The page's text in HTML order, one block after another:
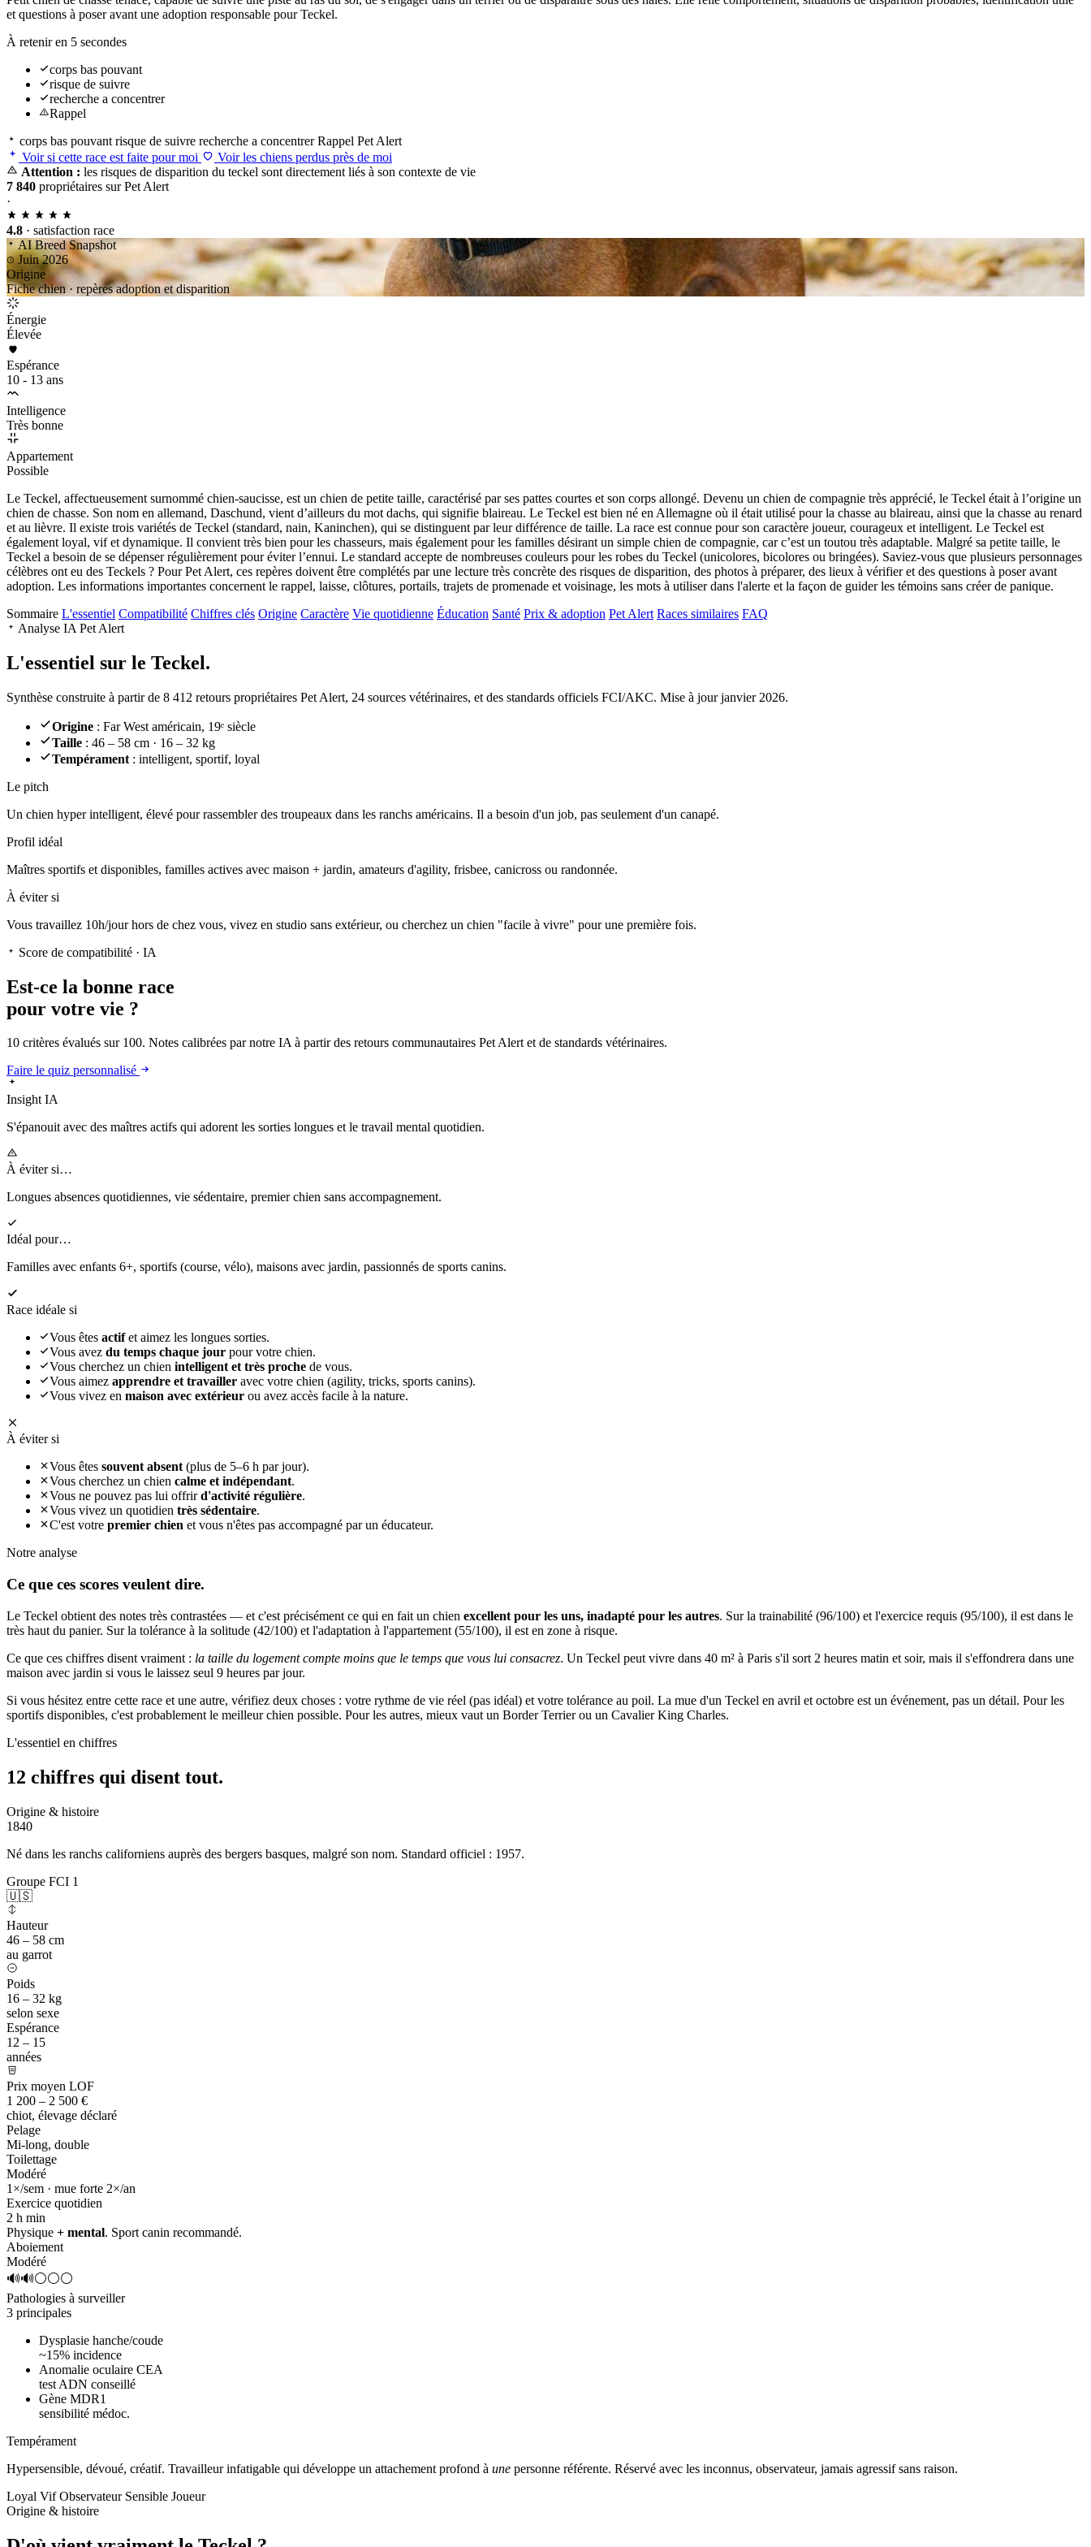
et questions à poser avant une adoption responsable pour Teckel.
À retenir en 5 secondes
corps bas pouvant
risque de suivre
recherche a concentrer
Rappel
corps bas pouvant risque de suivre recherche a concentrer Rappel Pet Alert
Voir si cette race est faite pour moi
Voir les chiens perdus près de moi
Attention : les risques de disparition du teckel sont directement liés à son contexte de vie
7 840 propriétaires sur Pet Alert
·
4.8 · satisfaction race
AI Breed Snapshot
Juin 2026
Origine
Fiche chien · repères adoption et disparition
Énergie
Élevée
Espérance
10 - 13 ans
Intelligence
Très bonne
Appartement
Possible
Le Teckel, affectueusement surnommé chien-saucisse, est un chien de petite taille, caractérisé par ses pattes courtes et son corps allongé. Devenu un chien de compagnie très apprécié, le Teckel était à l’origine un
chien de chasse. Son nom en allemand, Daschund, vient d’ailleurs du mot dachs, qui signifie blaireau. Le Teckel est bien né en Allemagne où il était utilisé pour la chasse au blaireau, ainsi que la chasse au renard
et au lièvre. Il existe trois variétés de Teckel (standard, nain, Kaninchen), qui se distinguent par leur différence de taille. La race est connue pour son caractère joueur, courageux et intelligent. Le Teckel est
également loyal, vif et dynamique. Il convient très bien pour les chasseurs, mais également pour les familles désirant un simple chien de compagnie, car c’est un toutou très adaptable. Malgré sa petite taille, le
Teckel a besoin de se dépenser régulièrement pour éviter l’ennui. Le standard accepte de nombreuses couleurs pour les robes du Teckel (unicolores, bicolores ou bringées). Saviez-vous que plusieurs personnages
célèbres ont eu des Teckels ? Pour Pet Alert, ces repères doivent être complétés par une lecture très concrète des risques de disparition, des photos à préparer, des lieux à vérifier et des questions à poser avant
adoption. Les informations importantes concernent le rappel, laisse, clôtures, portails, trajets de promenade et voisinage, les mots à utiliser dans l'alerte et la façon de guider les témoins sans créer de panique.
Sommaire L'essentiel Compatibilité Chiffres clés Origine Caractère Vie quotidienne Éducation Santé Prix & adoption Pet Alert Races similaires FAQ
Analyse IA Pet Alert
L'essentiel sur le Teckel.
Synthèse construite à partir de 8 412 retours propriétaires Pet Alert, 24 sources vétérinaires, et des standards officiels FCI/AKC. Mise à jour janvier 2026.
Origine : Far West américain, 19ᵉ siècle
Taille : 46 – 58 cm · 16 – 32 kg
Tempérament : intelligent, sportif, loyal
Le pitch
Un chien hyper intelligent, élevé pour rassembler des troupeaux dans les ranchs américains. Il a besoin d'un job, pas seulement d'un canapé.
Profil idéal
Maîtres sportifs et disponibles, familles actives avec maison + jardin, amateurs d'agility, frisbee, canicross ou randonnée.
À éviter si
Vous travaillez 10h/jour hors de chez vous, vivez en studio sans extérieur, ou cherchez un chien "facile à vivre" pour une première fois.
Score de compatibilité · IA
Est-ce la bonne race
pour votre vie ?
10 critères évalués sur 100. Notes calibrées par notre IA à partir des retours communautaires Pet Alert et de standards vétérinaires.
Faire le quiz personnalisé
Insight IA
S'épanouitavec des maîtres actifs qui adorent les sorties longues et le travail mental quotidien.
À éviter si…
Longues absences quotidiennes, vie sédentaire, premier chien sans accompagnement.
Idéal pour…
Familles avec enfants 6+, sportifs (course, vélo), maisons avec jardin, passionnés de sports canins.
Race idéale si
Vous êtes actifet aimez les longues sorties.
Vous avez du temps chaque jour pour votre chien.
Vous cherchez un chien intelligent et très proche de vous.
Vous aimez apprendre et travailler avec votre chien (agility, tricks, sports canins).
Vous vivez en maison avec extérieur ou avez accès facile à la nature.
À éviter si
Vous êtes souvent absent(plus de 5–6 h par jour).
Vous cherchez un chien calme et indépendant.
Vous ne pouvez pas lui offrird'activité régulière.
Vous vivez un quotidien très sédentaire.
C'est votre premier chien et vous n'êtes pas accompagné par un éducateur.
Notre analyse
Ce que ces scores veulent dire.
Le Teckel obtient des notes très contrastées — et c'est précisément ce qui en fait un chien excellent pour les uns, inadapté pour les autres. Sur la trainabilité (96/100) et l'exercice requis (95/100), il est dans le
très haut du panier. Sur la tolérance à la solitude (42/100) et l'adaptation à l'appartement (55/100), il est en zone à risque.
Ce que ces chiffres disent vraiment : la taille du logement compte moins que le temps que vous lui consacrez. Un Teckel peut vivre dans 40 m² à Paris s'il sort 2 heures matin et soir, mais il s'effondrera dans une
maison avec jardin si vous le laissez seul 9 heures par jour.
Si vous hésitez entre cette race et une autre, vérifiez deux choses : votre rythme de vie réel (pas idéal) et votre tolérance au poil. La mue d'un Teckel en avril et octobre est un événement, pas un détail. Pour les
sportifs disponibles, c'est probablement le meilleur chien possible. Pour les autres, mieux vaut un Border Terrier ou un Cavalier King Charles.
L'essentiel en chiffres
12 chiffres qui disent tout.
Origine & histoire
1840
Né dans les ranchs californiens auprès des bergers basques, malgré son nom. Standard officiel : 1957.
Groupe FCI 1
🇺🇸
Hauteur
46 – 58 cm
au garrot
Poids
16 – 32 kg
selon sexe
Espérance
12 – 15
années
Prix moyen LOF
1 200 – 2 500 €
chiot, élevage déclaré
Pelage
Mi-long, double
Toilettage
Modéré
1×/sem · mue forte 2×/an
Exercice quotidien
2 h min
Physique + mental. Sport canin recommandé.
Aboiement
Modéré
🔊🔊⚪⚪⚪
Pathologies à surveiller
3 principales
Dysplasie hanche/coude
~15% incidence
Anomalie oculaire CEA
test ADN conseillé
Gène MDR1
sensibilité médoc.
Tempérament
Hypersensible, dévoué, créatif. Travailleur infatigable qui développe un attachement profond à une personne référente. Réservé avec les inconnus, observateur, jamais agressif sans raison.
Loyal Vif Observateur Sensible Joueur
Origine & histoire